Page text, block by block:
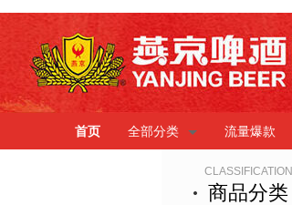
首页 全部分类 流量爆款
CLASSIFICATION
商品分类